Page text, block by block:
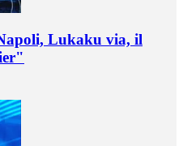
Lukaku via, il